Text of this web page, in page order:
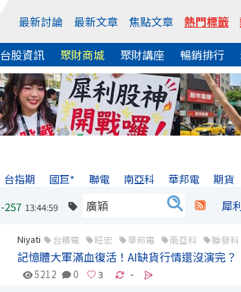
最新討論 最新文章 焦點文章 熱門標籤
台股資訊 聚財商城 聚財講座 暢銷排行
台指期 國巨* 聯電 南亞科 華邦電 期貨
-257 13:44:59 犀
Niyati 台積電 旺宏 華邦電 南亞科 聯發科
記憶體大軍滿血復活！AI缺貨行情還沒演完？
5212 0 -